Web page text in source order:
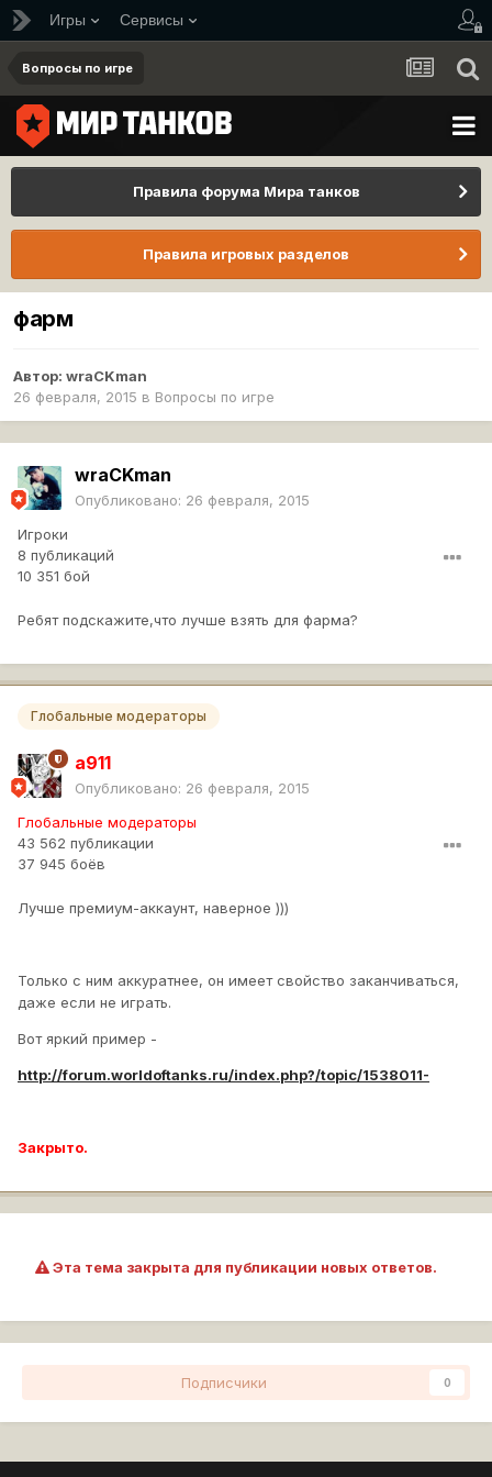
Игры Сервисы
Вопросы по игре
Правила форума Мира танков
Правила игровых разделов
фарм
Автор: wraCKman
26 февраля, 2015 в Вопросы по игре
wraCKman
Опубликовано: 26 февраля, 2015
Игроки
8 публикаций
10 351 бой
Ребят подскажите,что лучше взять для фарма?
Глобальные модераторы
a911
Опубликовано: 26 февраля, 2015
Глобальные модераторы
43 562 публикации
37 945 боёв
Лучше премиум-аккаунт, наверное )))
Только с ним аккуратнее, он имеет свойство заканчиваться,
даже если не играть.
Вот яркий пример -
http://forum.worldoftanks.ru/index.php?/topic/1538011-
Закрыто.
Эта тема закрыта для публикации новых ответов.
Подписчики 0